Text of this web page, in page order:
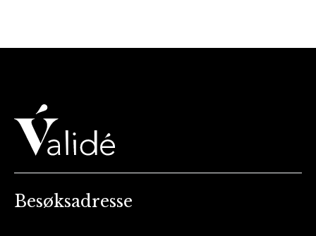
Besøksadresse